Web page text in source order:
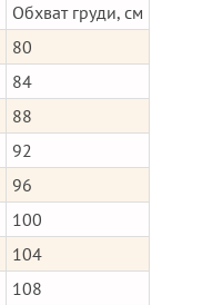
Обхват груди, см
80
84
88
92
96
100
104
108